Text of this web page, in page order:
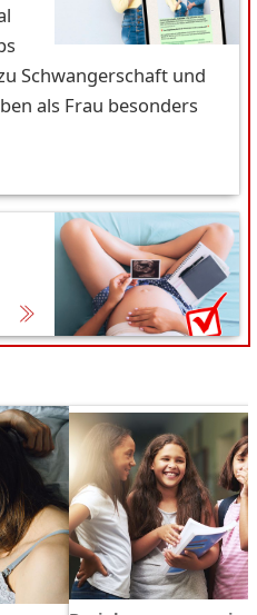
Schwangerschaft und
als Frau besonders